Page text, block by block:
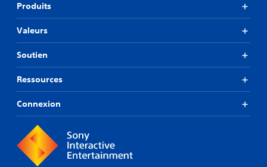
Produits
Valeurs
Soutien
Ressources
Connexion